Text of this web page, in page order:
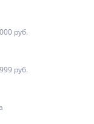
руб.
руб.